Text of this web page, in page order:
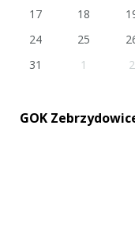
17
18
24
25
31
1 2
GOK